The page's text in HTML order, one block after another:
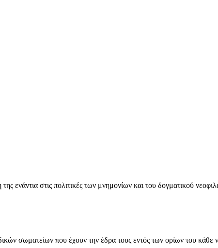
στις πολιτικές των μνημονίων και του δογματικού
σωματείων που έχουν την έδρα τους εντός των ορίων του κάθε